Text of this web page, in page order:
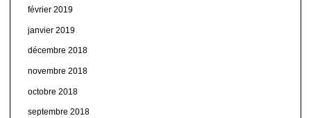
février 2019
janvier 2019
décembre 2018
novembre 2018
octobre 2018
septembre 2018